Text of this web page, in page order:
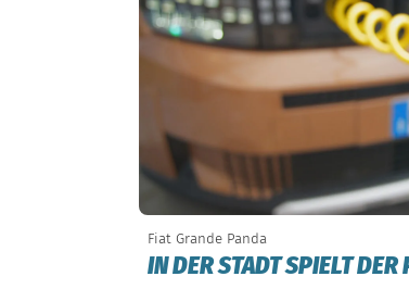
Fiat Grande Panda
IN DER STADT SPIELT